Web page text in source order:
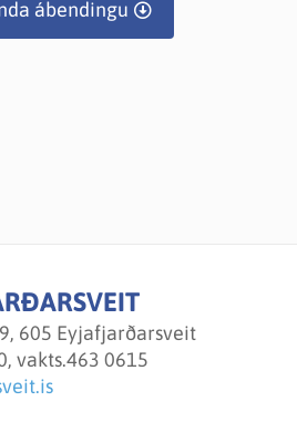
ábendingu
605 Eyjafjarðarsveit
vakts.463 0615